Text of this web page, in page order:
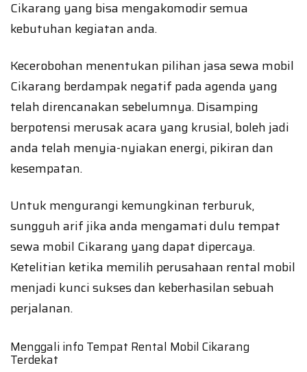
Cikarang yang bisa mengakomodir semua
kebutuhan kegiatan anda.
Kecerobohan menentukan pilihan jasa sewa mobil
Cikarang berdampak negatif pada agenda yang
telah direncanakan sebelumnya. Disamping
berpotensi merusak acara yang krusial, boleh jadi
anda telah menyia-nyiakan energi, pikiran dan
kesempatan.
Untuk mengurangi kemungkinan terburuk,
sungguh arif jika anda mengamati dulu tempat
sewa mobil Cikarang yang dapat dipercaya.
Ketelitian ketika memilih perusahaan rental mobil
menjadi kunci sukses dan keberhasilan sebuah
perjalanan.
Menggali info Tempat Rental Mobil Cikarang
Terdekat